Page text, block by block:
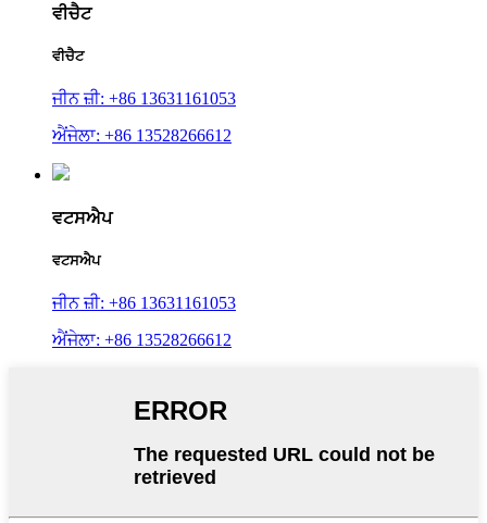
ਵੀਚੈਟ
ਵੀਚੈਟ
ਜੀਨ ਜ਼ੀ: +86 13631161053
ਐਂਜੇਲਾ: +86 13528266612
ਵਟਸਐਪ
ਵਟਸਐਪ
ਜੀਨ ਜ਼ੀ: +86 13631161053
ਐਂਜੇਲਾ: +86 13528266612